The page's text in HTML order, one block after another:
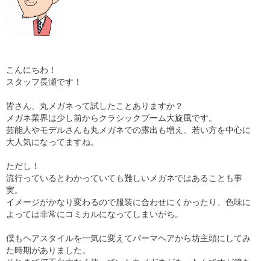
コラム
ブログ
採用
こんにちわ！
スタッフ長瀬です！
皆さん、丸メガネって試したことありますか？
メガネ業界は少し前からクラシックブーム大旋風です。
芸能人やモデルさんも丸メガネでの露出も増え、若い方を中心に
大人気になってますね。
ただし！
流行っているとわかっていても難しいメガネではあることも事
実。
イメージがかなり変わるので服装に合わせにくかったり、色味に
よっては非常にコミカルになってしまいがち。
僕もヘアスタイルを一気に変えてパーマヘアから坊主頭にしてみ
た時期がありました。